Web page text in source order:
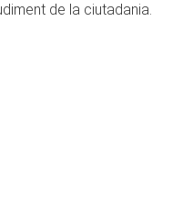
de la ciutadania.